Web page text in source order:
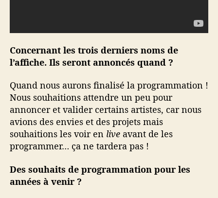
Concernant les trois derniers noms de
l’affiche. Ils seront annoncés quand ?
Quand nous aurons finalisé la programmation !
Nous souhaitions attendre un peu pour
annoncer et valider certains artistes, car nous
avions des envies et des projets mais
souhaitions les voir en live avant de les
programmer… ça ne tardera pas !
Des souhaits de programmation pour les
années à venir ?